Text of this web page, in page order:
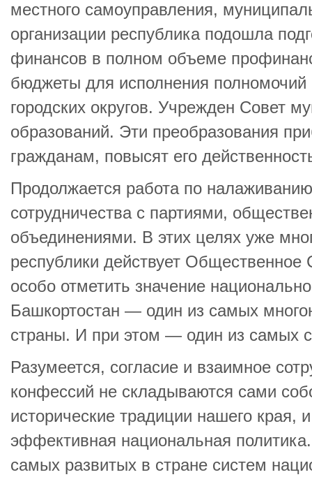
местного самоуправления,
организации республика подошла
финансов в полном объеме
бюджеты для исполнения
городских округов. Учрежден Совет
образований. Эти преобразования
гражданам, повысят его
Продолжается работа по налаживанию
сотрудничества с партиями,
объединениями. В этих целях уже
республики действует
особо отметить значение
Башкортостан — один из самых
страны. И при этом — один из самых
Разумеется, согласие и взаимное
конфессий не складываются сами
исторические традиции нашего края,
эффективная национальная
самых развитых в стране систем